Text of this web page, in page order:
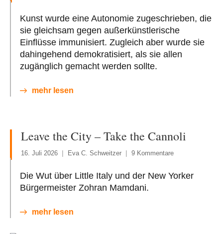
Kunst wurde eine Autonomie zugeschrieben, die
sie gleichsam gegen außerkünstlerische
Einflüsse immunisiert. Zugleich aber wurde sie
dahingehend demokratisiert, als sie allen
zugänglich gemacht werden sollte.
mehr lesen
Leave the City – Take the Cannoli
16. Juli 2026 Eva C. Schweitzer 9 Kommentare
Die Wut über Little Italy und der New Yorker
Bürgermeister Zohran Mamdani.
mehr lesen